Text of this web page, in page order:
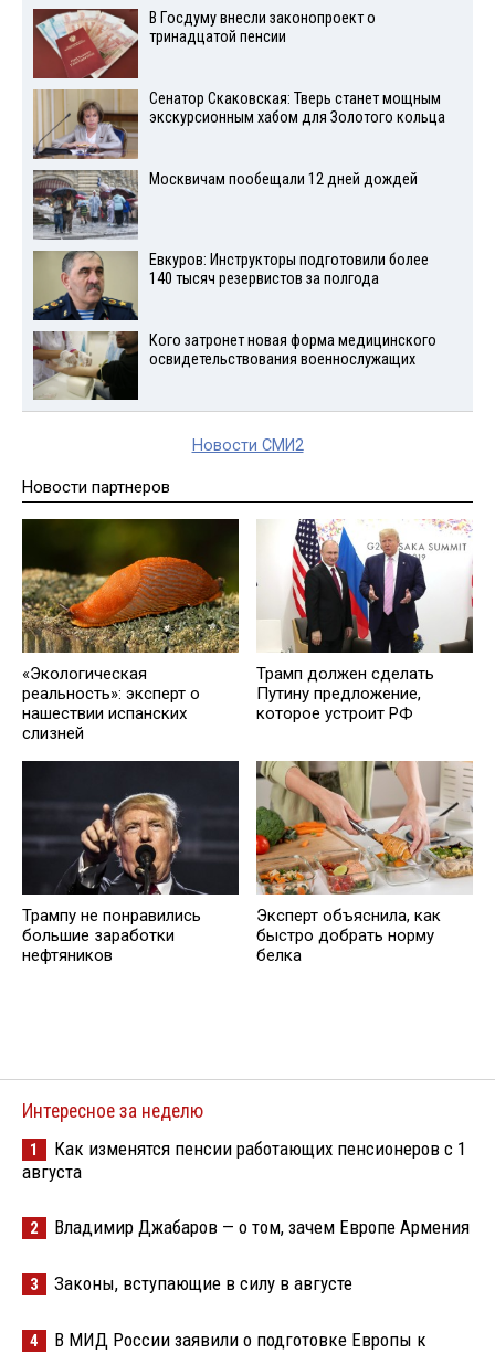
В Госдуму внесли законопроект о
тринадцатой пенсии
Сенатор Скаковская: Тверь станет мощным
экскурсионным хабом для Золотого кольца
Москвичам пообещали 12 дней дождей
Евкуров: Инструкторы подготовили более
140 тысяч резервистов за полгода
Кого затронет новая форма медицинского
освидетельствования военнослужащих
Новости СМИ2
Новости партнеров
«Экологическая
реальность»: эксперт о
нашествии испанских
слизней
Трамп должен сделать
Путину предложение,
которое устроит РФ
Трампу не понравились
большие заработки
нефтяников
Эксперт объяснила, как
быстро добрать норму
белка
Интересное за неделю
1
Как изменятся пенсии работающих пенсионеров с 1
августа
2 Владимир Джабаров — о том, зачем Европе Армения
3 Законы, вступающие в силу в августе
4
В МИД России заявили о подготовке Европы к